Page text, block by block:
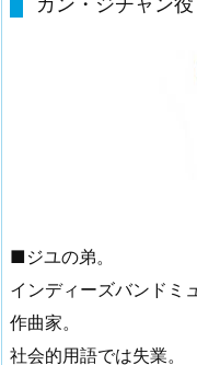
■ジユの弟。
インディーズバンドミ
作曲家。
社会的用語では失業。